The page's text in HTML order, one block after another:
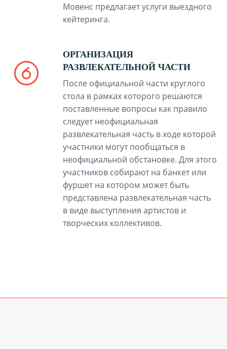
Мовенс предлагает услуги выездного
кейтеринга.
ОРГАНИЗАЦИЯ
РАЗВЛЕКАТЕЛЬНОЙ ЧАСТИ
После официальной части круглого
стола в рамках которого решаются
поставленные вопросы как правило
следует неофициальная
развлекательная часть в ходе которой
участники могут пообщаться в
неофициальной обстановке. Для этого
участников собирают на банкет или
фуршет на котором может быть
представлена развлекательная часть
в виде выступления артистов и
творческих коллективов.